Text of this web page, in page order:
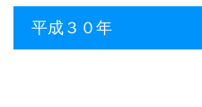
平成３０年